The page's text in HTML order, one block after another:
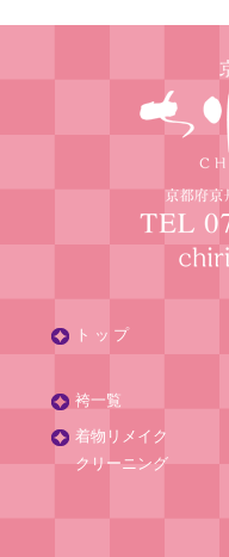
ト ッ プ
袴一覧
着物リメイク
クリーニング